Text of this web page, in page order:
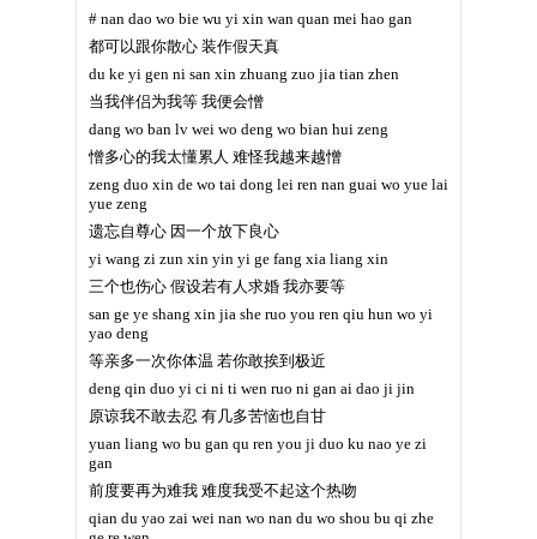
# nan dao wo bie wu yi xin wan quan mei hao gan
都可以跟你散心 装作假天真
du ke yi gen ni san xin zhuang zuo jia tian zhen
当我伴侣为我等 我便会憎
dang wo ban lv wei wo deng wo bian hui zeng
憎多心的我太懂累人 难怪我越来越憎
zeng duo xin de wo tai dong lei ren nan guai wo yue lai
yue zeng
遗忘自尊心 因一个放下良心
yi wang zi zun xin yin yi ge fang xia liang xin
三个也伤心 假设若有人求婚 我亦要等
san ge ye shang xin jia she ruo you ren qiu hun wo yi
yao deng
等亲多一次你体温 若你敢挨到极近
deng qin duo yi ci ni ti wen ruo ni gan ai dao ji jin
原谅我不敢去忍 有几多苦恼也自甘
yuan liang wo bu gan qu ren you ji duo ku nao ye zi
gan
前度要再为难我 难度我受不起这个热吻
qian du yao zai wei nan wo nan du wo shou bu qi zhe